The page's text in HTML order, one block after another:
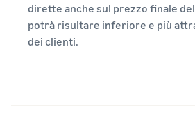
dirette anche sul prezzo finale
potrà risultare inferiore e più
dei clienti.